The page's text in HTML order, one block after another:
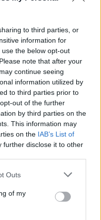
to third parties, or
information for
the below opt-out
note that after your
continue seeing
information utilized by
to third parties prior to
out of the further
by third parties on the
This information may
on the IAB’s List of
further disclose it to other
one or more Google
You may click to
its third-party tags to
in below Google
Outs
of my
nazionali?
al mese
andando nella
del sito o
Sardegna